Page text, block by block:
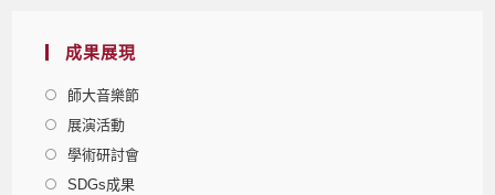
成果展現
師大音樂節
展演活動
學術研討會
SDGs成果